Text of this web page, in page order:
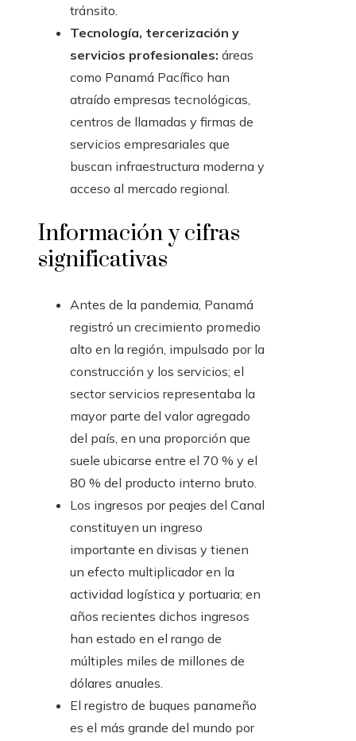
tránsito.
Tecnología, tercerización y
servicios profesionales: áreas
como Panamá Pacífico han
atraído empresas tecnológicas,
centros de llamadas y firmas de
servicios empresariales que
buscan infraestructura moderna y
acceso al mercado regional.
Información y cifras
significativas
Antes de la pandemia, Panamá
registró un crecimiento promedio
alto en la región, impulsado por la
construcción y los servicios; el
sector servicios representaba la
mayor parte del valor agregado
del país, en una proporción que
suele ubicarse entre el 70 % y el
80 % del producto interno bruto.
Los ingresos por peajes del Canal
constituyen un ingreso
importante en divisas y tienen
un efecto multiplicador en la
actividad logística y portuaria; en
años recientes dichos ingresos
han estado en el rango de
múltiples miles de millones de
dólares anuales.
El registro de buques panameño
es el más grande del mundo por